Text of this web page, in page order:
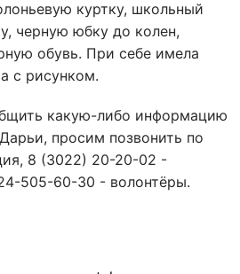
куртку, школьный
черную юбку до колен,
обувь. При себе имела
с рисунком.
какую-либо информацию
просим позвонить по
8 (3022) 20-20-02 -
505-60-30 - волонтёры.